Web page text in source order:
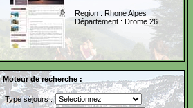
Region : Rhone Alpes
Département : Drome 26
Moteur de recherche :
Type séjours :